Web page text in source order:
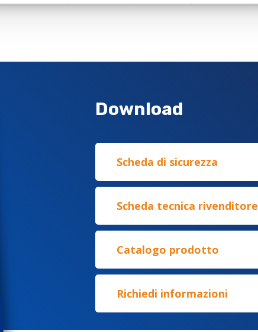
Download
Scheda di sicurezza
Scheda tecnica rivenditore
Catalogo prodotto
Richiedi informazioni